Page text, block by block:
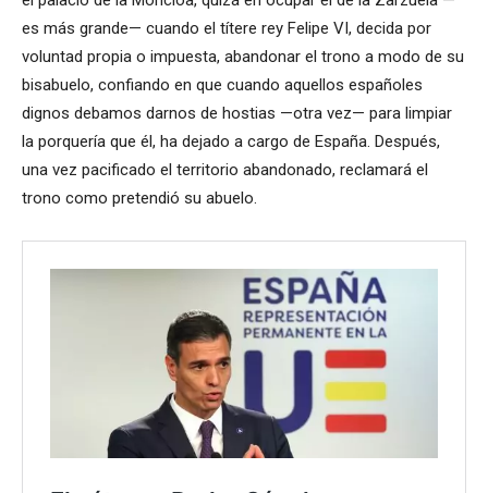
es más grande— cuando el títere rey Felipe VI, decida por
voluntad propia o impuesta, abandonar el trono a modo de su
bisabuelo, confiando en que cuando aquellos españoles
dignos debamos darnos de hostias —otra vez— para limpiar
la porquería que él, ha dejado a cargo de España. Después,
una vez pacificado el territorio abandonado, reclamará el
trono como pretendió su abuelo.